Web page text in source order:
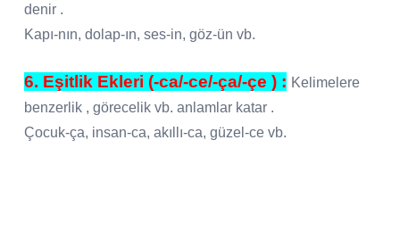
denir .
Kapı-nın, dolap-ın, ses-in, göz-ün vb.
6. Eşitlik Ekleri (-ca/-ce/-ça/-çe ) : Kelimelere
benzerlik , görecelik vb. anlamlar katar .
Çocuk-ça, insan-ca, akıllı-ca, güzel-ce vb.